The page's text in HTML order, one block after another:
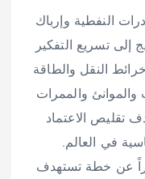
النفطية وإرباك
إلى تسريع التفكير
النقل والطاقة
والموانئ والممرات
تقليص الاعتماد
في العالم.
عن خطة تستهدف